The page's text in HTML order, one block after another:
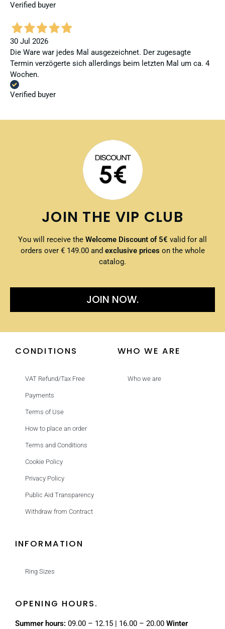
Verified buyer
30 Jul 2026
Die Ware war jedes Mal ausgezeichnet. Der zugesagte
Termin verzögerte sich allerdings beim letzten Mal um ca. 4
Wochen.
Verified buyer
JOIN THE VIP CLUB
You will receive the Welcome Discount of 5€ valid for all
orders over € 149.00 and exclusive prices on the whole
catalog.
JOIN NOW.
CONDITIONS
VAT Refund/Tax Free
Payments
Terms of Use
How to place an order
Terms and Conditions
Cookie Policy
Privacy Policy
Public Aid Transparency
Withdraw from Contract
WHO WE ARE
Who we are
INFORMATION
Ring Sizes
OPENING HOURS.
Summer hours: 09.00 – 12.15 | 16.00 – 20.00 Winter